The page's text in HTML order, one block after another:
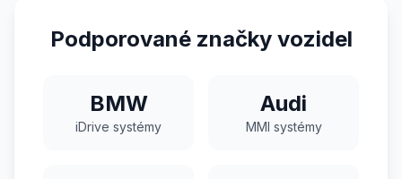
Podporované značky vozidel
BMW
iDrive systémy
Audi
MMI systémy